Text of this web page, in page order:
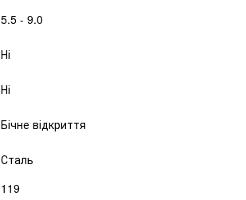
5.5 - 9.0
Ні
Ні
Бічне відкриття
Сталь
119